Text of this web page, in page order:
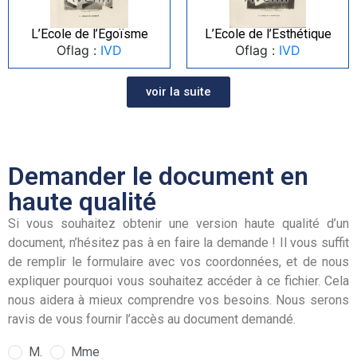
L’Ecole de l’Egoïsme
Oflag : IVD
L’Ecole de l’Esthétique
Oflag : IVD
voir la suite
Demander le document en
haute qualité
Si vous souhaitez obtenir une version haute qualité d’un
document, n’hésitez pas à en faire la demande ! Il vous suffit
de remplir le formulaire avec vos coordonnées, et de nous
expliquer pourquoi vous souhaitez accéder à ce fichier. Cela
nous aidera à mieux comprendre vos besoins. Nous serons
ravis de vous fournir l’accès au document demandé.
M.
Mme